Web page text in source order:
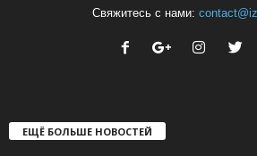
Свяжитесь с нами:
ЕЩЁ БОЛЬШЕ НОВОСТЕЙ